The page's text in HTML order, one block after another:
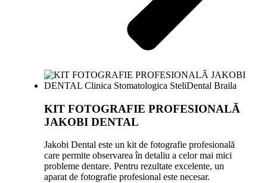
KIT FOTOGRAFIE PROFESIONALĂ
JAKOBI DENTAL
Jakobi Dental este un kit de fotografie profesională
care permite observarea în detaliu a celor mai mici
probleme dentare. Pentru rezultate excelente, un
aparat de fotografie profesional este necesar.